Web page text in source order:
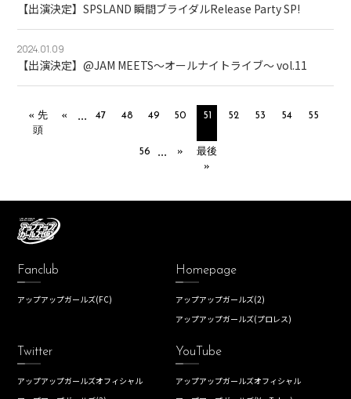
【出演決定】SPSLAND 瞬間ブライダルRelease Party SP!
2024.01.09
【出演決定】@JAM MEETS～オールナイトライブ～ vol.11
« 先
頭
« ... 47 48 49 50 51 52 53 54 55
56 ... »
最後
»
Fanclub
アップアップガールズ(FC)
Homepage
アップアップガールズ(2)
アップアップガールズ(プロレス)
Twitter
アップアップガールズオフィシャル
YouTube
アップアップガールズオフィシャル